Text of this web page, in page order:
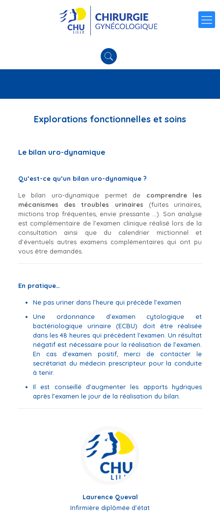
Explorations fonctionnelles et soins
Le bilan uro-dynamique
Qu’est-ce qu’un bilan uro-dynamique ?
Le bilan uro-dynamique permet de comprendre les
mécanismes des troubles urinaires (fuites urinaires,
mictions trop fréquentes, envie pressante …). Son analyse
est complémentaire de l’examen clinique réalisé lors de la
consultation ainsi que du calendrier mictionnel et
d’éventuels autres examens complémentaires qui ont pu
vous être demandés.
En pratique…
Ne pas uriner dans l’heure qui précède l’examen
Une ordonnance d’examen cytologique et
bactériologique urinaire (ECBU) doit être réalisée
dans les 48 heures qui précèdent l’examen. Un résultat
négatif est nécessaire pour la réalisation de l’examen.
En cas d’examen positif, merci de contacter le
secrétariat du médecin prescripteur pour la conduite
à tenir.
Il est conseillé d’augmenter les apports hydriques
après l’examen le jour de la réalisation du bilan.
Laurence Queval
Infirmière diplômée d’état